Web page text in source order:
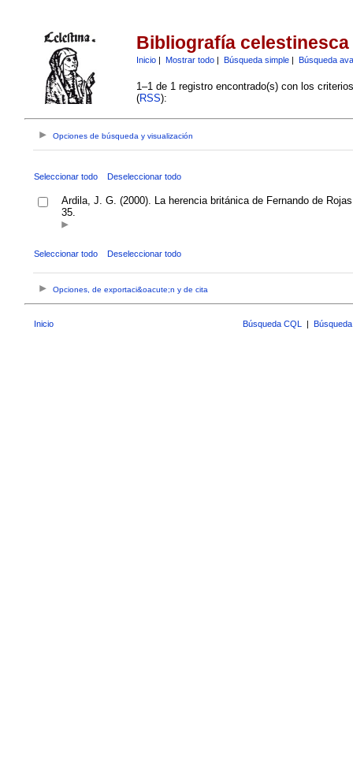
Bibliografía celestinesca
Inicio| Mostrar todo| Búsqueda simple| Búsqueda
1–1 de 1 registro encontrado(s) con los
(RSS):
Opciones de búsqueda y visualización
Seleccionar todo Deseleccionar todo
Ardila, J. G. (2000). La herencia británica de Fernando de
35.
Seleccionar todo Deseleccionar todo
Opciones, de exportaci&oacute;n y de cita
Inicio Búsqueda CQL |